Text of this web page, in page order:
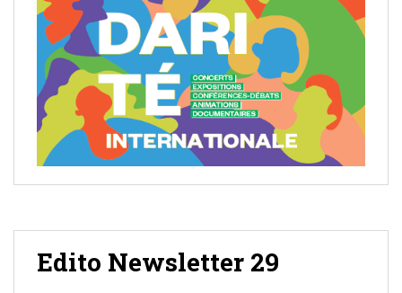
Edito Newsletter 29